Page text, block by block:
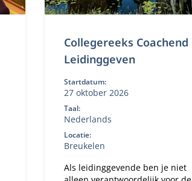
Collegereeks Coachend
Leidinggeven
Startdatum:
27 oktober 2026
Taal:
Nederlands
Locatie:
Breukelen
Als leidinggevende ben je niet